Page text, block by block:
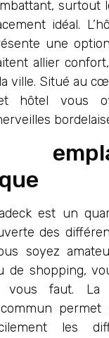
surtout
idéal.
une
allier
ville. Situé au
hôtel vous
est un
des
soyez
de shopping,
faut. La
permet
les